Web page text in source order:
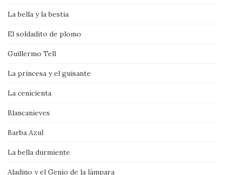
La bella y la bestia
El soldadito de plomo
Guillermo Tell
La princesa y el guisante
La cenicienta
Blancanieves
Barba Azul
La bella durmiente
Aladino y el Genio de la lámpara